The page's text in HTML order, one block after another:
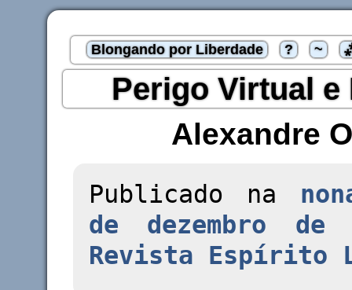
Blongando por Liberdade ? ~
Perigo Virtual e
Alexandre
Publicado na
de dezembro de
Revista Espírito